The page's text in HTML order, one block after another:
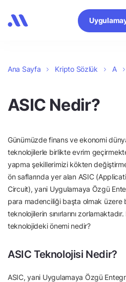
Ana Sayfa Kripto Sözlük A
ASIC Nedir?
Günümüzde finans ve ekonomi
teknolojilerle birlikte evrim
yapma şekillerimizi kökten
ön saflarında yer alan ASIC
Circuit), yani Uygulamaya Özgü
para madenciliği başta olmak üzere
teknolojilerin sınırlarını
teknolojideki önemi nedir?
ASIC Teknolojisi Nedir?
ASIC, yani Uygulamaya Özgü